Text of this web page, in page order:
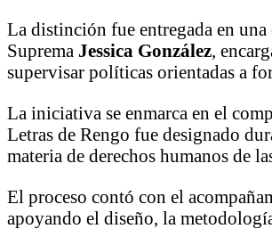
La distinción fue entregada en una
Suprema Jessica González,
supervisar políticas orientadas a
La iniciativa se enmarca en el
Letras de Rengo fue designado
materia de derechos humanos de
El proceso contó con el
apoyando el diseño, la